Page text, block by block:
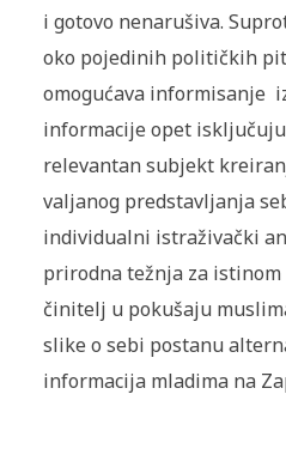
i gotovo nenarušiva.
oko pojedinih političkih
omogućava informisanje
informacije opet
relevantan subjekt
valjanog predstavljanja
individualni istraživački
prirodna težnja za
činitelj u pokušaju
slike o sebi postanu
informacija mladima na